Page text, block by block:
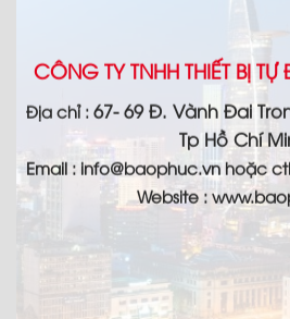
CÔNG TY TNHH THIẾT BỊ
Địa chỉ : 67- 69 Đ. Vành Đai
Tp Hồ Chí
Email : info@baophuc.vn hoặc
Website : www.